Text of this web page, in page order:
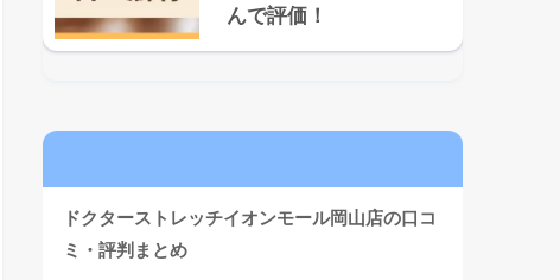
んで評価！
ドクターストレッチイオンモール岡山店の口コ
ミ・評判まとめ